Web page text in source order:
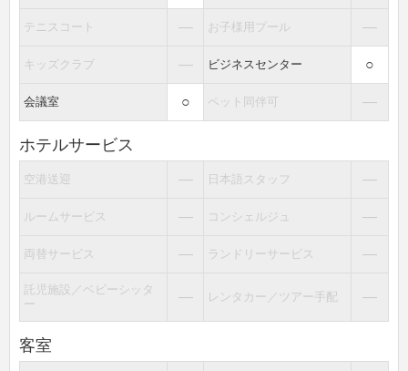
テニスコート ― お子様用プール ―
キッズクラブ ― ビジネスセンター ○
会議室 ○ ペット同伴可 ―
ホテルサービス
空港送迎 ― 日本語スタッフ ―
ルームサービス ― コンシェルジュ ―
両替サービス ― ランドリーサービス ―
託児施設／ベビーシッタ
ー
― レンタカー／ツアー手配 ―
客室